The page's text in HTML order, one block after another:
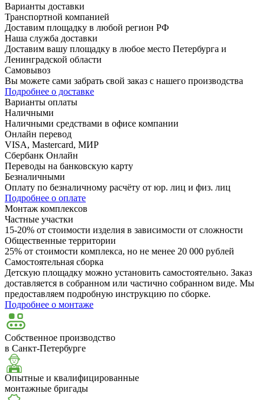
Варианты доставки
Транспортной компанией
Доставим площадку в любой регион РФ
Наша служба доставки
Доставим вашу площадку в любое место Петербурга и
Ленинградской области
Самовывоз
Вы можете сами забрать свой заказ с нашего производства
Подробнее о доставке
Варианты оплаты
Наличными
Наличными средствами в офисе компании
Онлайн перевод
VISA, Mastercard, МИР
Сбербанк Онлайн
Переводы на банковскую карту
Безналичными
Оплату по безналичному расчёту от юр. лиц и физ. лиц
Подробнее о оплате
Монтаж комплексов
Частные участки
15-20% от стоимости изделия в зависимости от сложности
Общественные территории
25% от стоимости комплекса, но не менее 20 000 рублей
Самостоятельная сборка
Детскую площадку можно установить самостоятельно. Заказ
доставляется в собранном или частично собранном виде. Мы
предоставляем подробную инструкцию по сборке.
Подробнее о монтаже
Собственное производство
в Санкт-Петербурге
Опытные и квалифицированные
монтажные бригады